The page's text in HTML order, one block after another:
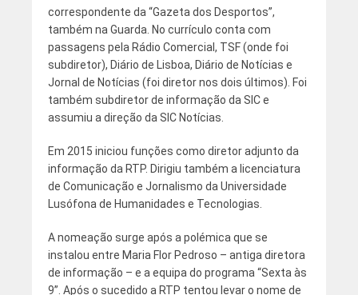
correspondente da “Gazeta dos Desportos”,
também na Guarda. No currículo conta com
passagens pela Rádio Comercial, TSF (onde foi
subdiretor), Diário de Lisboa, Diário de Notícias e
Jornal de Notícias (foi diretor nos dois últimos) . Foi
também subdiretor de informação da SIC e
assumiu a direção da SIC Notícias.
Em 2015 iniciou funções como diretor adjunto da
informação da RTP. Dirigiu também a licenciatura
de Comunicação e Jornalismo da Universidade
Lusófona de Humanidades e Tecnologias.
A nomeação surge após a polémica que se
instalou entre Maria Flor Pedroso – antiga diretora
de informação – e a equipa do programa “Sexta às
9”. Após o sucedido a RTP tentou levar o nome de